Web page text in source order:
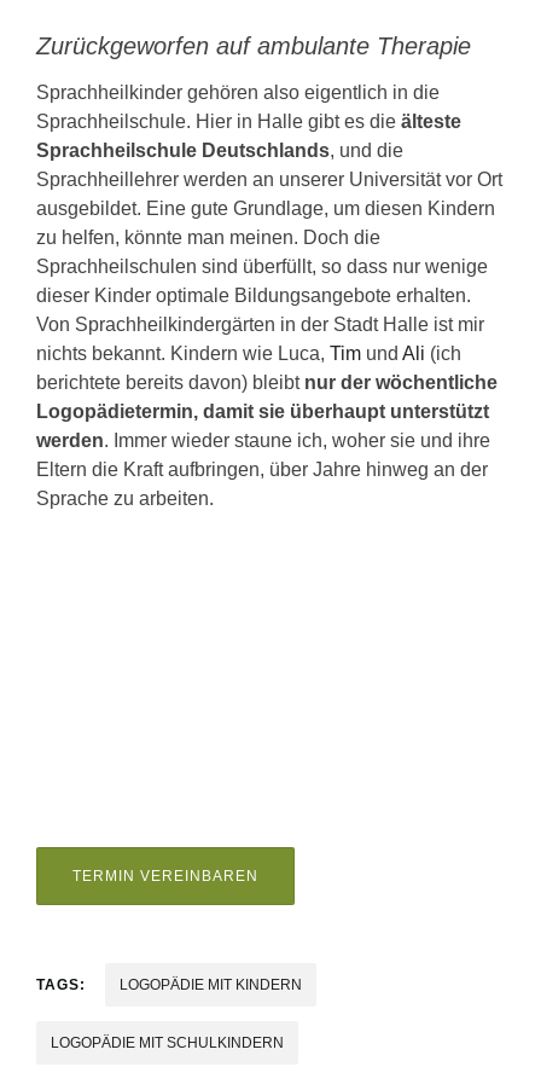
Zurückgeworfen auf ambulante Therapie
Sprachheilkinder gehören also eigentlich in die
Sprachheilschule. Hier in Halle gibt es die älteste
Sprachheilschule Deutschlands, und die
Sprachheillehrer werden an unserer Universität vor Ort
ausgebildet. Eine gute Grundlage, um diesen Kindern
zu helfen, könnte man meinen. Doch die
Sprachheilschulen sind überfüllt, so dass nur wenige
dieser Kinder optimale Bildungsangebote erhalten.
Von Sprachheilkindergärten in der Stadt Halle ist mir
nichts bekannt. Kindern wie Luca, Tim und Ali (ich
berichtete bereits davon) bleibt nur der wöchentliche
Logopädietermin, damit sie überhaupt unterstützt
werden. Immer wieder staune ich, woher sie und ihre
Eltern die Kraft aufbringen, über Jahre hinweg an der
Sprache zu arbeiten.
TERMIN VEREINBAREN
TAGS: LOGOPÄDIE MIT KINDERN
LOGOPÄDIE MIT SCHULKINDERN